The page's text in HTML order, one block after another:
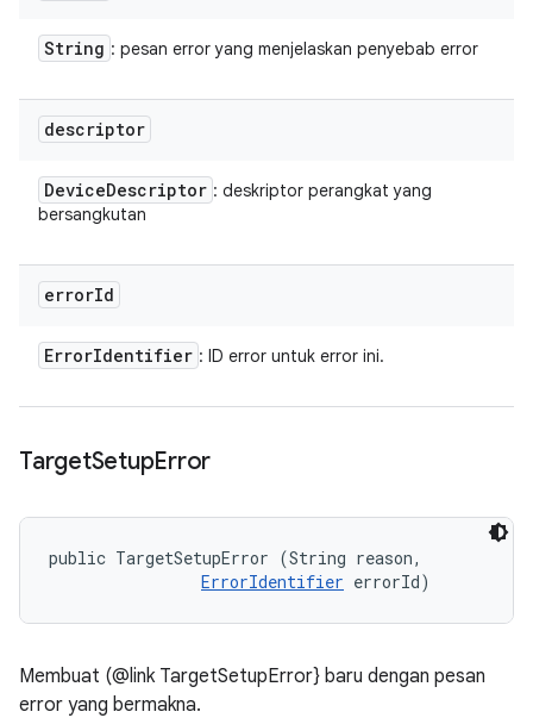
String : pesan error yang menjelaskan penyebab error
descriptor
DeviceDescriptor : deskriptor perangkat yang
bersangkutan
errorId
ErrorIdentifier : ID error untuk error ini.
TargetSetupError
public TargetSetupError (String reason,
ErrorIdentifier errorId)
Membuat (@link TargetSetupError} baru dengan pesan
error yang bermakna.